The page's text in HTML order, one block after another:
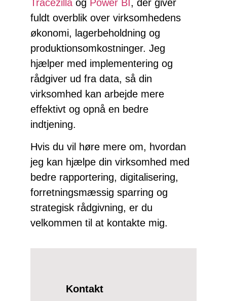
Tracezilla og Power BI, der giver
fuldt overblik over virksomhedens
økonomi, lagerbeholdning og
produktionsomkostninger. Jeg
hjælper med implementering og
rådgiver ud fra data, så din
virksomhed kan arbejde mere
effektivt og opnå en bedre
indtjening.
Hvis du vil høre mere om, hvordan
jeg kan hjælpe din virksomhed med
bedre rapportering, digitalisering,
forretningsmæssig sparring og
strategisk rådgivning, er du
velkommen til at kontakte mig.
Kontakt